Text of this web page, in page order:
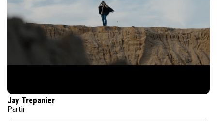
Jay Trepanier
Partir